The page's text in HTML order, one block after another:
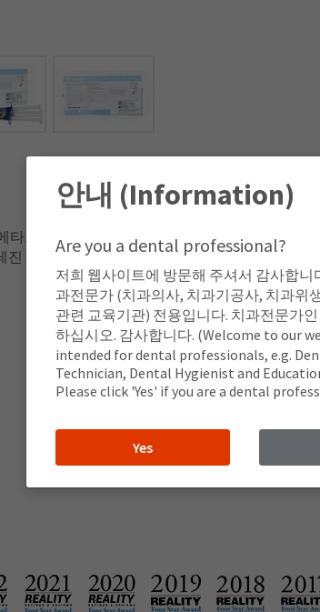
크릴레이트 기반의 레진 배리어로 미백할 치
배리어는 빛을 반사하여 경화 중 열과 조직
안내 (Information)
Are you a dental professional?
저희 웹사이트에 방문해 주셔서 감사합니
과전문가 (치과의사, 치과기공사, 치과위
관련 교육기관) 전용입니다. 치과전문가
하십시오. 감사합니다. (Welcome to our
intended for dental professionals, e.g.
Technician, Dental Hygienist and
Please click 'Yes' if you are a dental
Yes